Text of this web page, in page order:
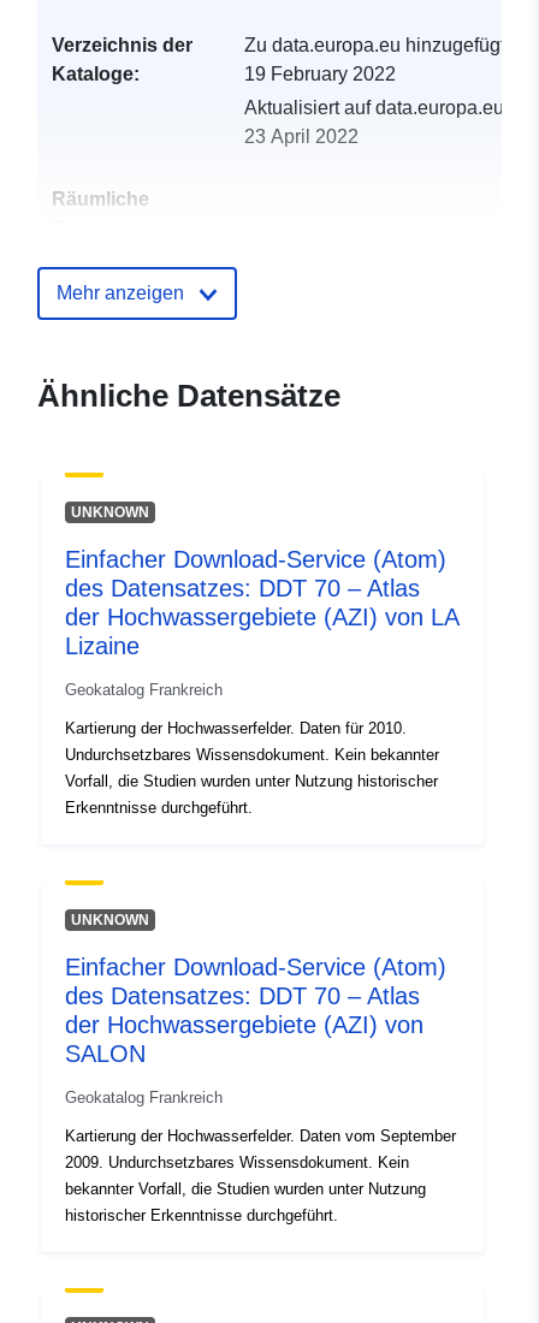
Verzeichnis der
Kataloge:
Zu data.europa.eu hinzugefügt:
19 February 2022
Aktualisiert auf data.europa.eu:
23 April 2022
Räumliche
Identifikatoren:
ad55f6ac644d
Typ:
Ressource:
http://inspire.ec.europa.eu/
codelist/SpatialDataServiceType/
Mehr anzeigen
Ähnliche Datensätze
UNKNOWN
Einfacher Download-Service (Atom)
des Datensatzes: DDT 70 – Atlas
der Hochwassergebiete (AZI) von LA
Lizaine
Geokatalog Frankreich
Kartierung der Hochwasserfelder. Daten für 2010.
Undurchsetzbares Wissensdokument. Kein bekannter
Vorfall, die Studien wurden unter Nutzung historischer
Erkenntnisse durchgeführt.
UNKNOWN
Einfacher Download-Service (Atom)
des Datensatzes: DDT 70 – Atlas
der Hochwassergebiete (AZI) von
SALON
Geokatalog Frankreich
Kartierung der Hochwasserfelder. Daten vom September
2009. Undurchsetzbares Wissensdokument. Kein
bekannter Vorfall, die Studien wurden unter Nutzung
historischer Erkenntnisse durchgeführt.